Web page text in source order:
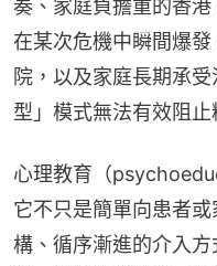
奏、家庭負擔重的香
在某次危機中瞬間爆
院，以及家庭長期承
型」模式無法有效阻
心理教育（
它不只是簡單向患者
構、循序漸進的介入